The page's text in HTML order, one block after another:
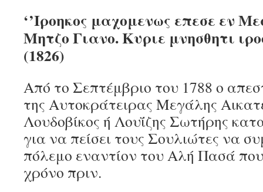
‘’Ιροηκος μαχομενως επεσε εν
Μητζο Γιανο. Κυριε μνησθητι
(1826)
Από το Σεπτέμβριο του 1788 ο
της Αυτοκράτειρας Μεγάλης
Λουδοβίκος ή Λουΐζης Σωτήρης
για να πείσει τους Σουλιώτες να
πόλεμο εναντίον του Αλή Πασά που
χρόνο πριν.